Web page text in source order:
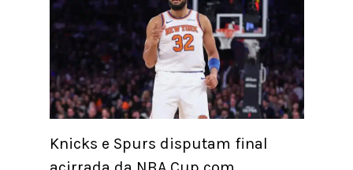
Knicks e Spurs disputam final